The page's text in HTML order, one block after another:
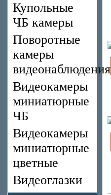
Купольные
ЧБ камеры
Поворотные
камеры
видеонаблюдения
Видеокамеры
миниатюрные
ЧБ
Видеокамеры
миниатюрные
цветные
Видеоглазки